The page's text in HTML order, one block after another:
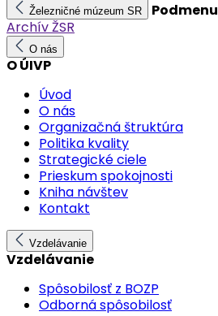
Železničné múzeum SR
Podmenu
Archív ŽSR
O nás
O ÚIVP
Úvod
O nás
Organizačná štruktúra
Politika kvality
Strategické ciele
Prieskum spokojnosti
Kniha návštev
Kontakt
Vzdelávanie
Vzdelávanie
Spôsobilosť z BOZP
Odborná spôsobilosť